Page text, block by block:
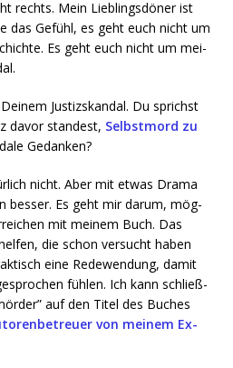
rechts. Mein Lieb­lings­dö­ner ist
das Gefühl, es geht euch nicht um
Es geht euch nicht um mei­
Jus­tiz­skan­dal. Du sprichst
davor stan­dest, Selbst­mord zu
Gedanken?
nicht. Aber mit etwas Dra­ma
bes­ser. Es geht mir dar­um, mög­
mit mei­nem Buch. Das
die schon ver­sucht haben
eine Rede­wen­dung, damit
füh­len. Ich kann schließ­
auf den Titel des Buches
von mei­nem Ex-